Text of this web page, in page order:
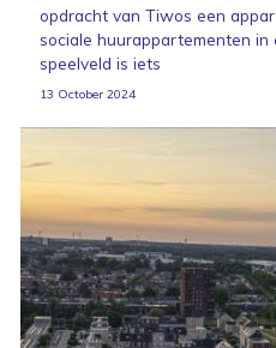
opdracht van Tiwos een
sociale huurappartementen in
speelveld is iets
13 October 2024